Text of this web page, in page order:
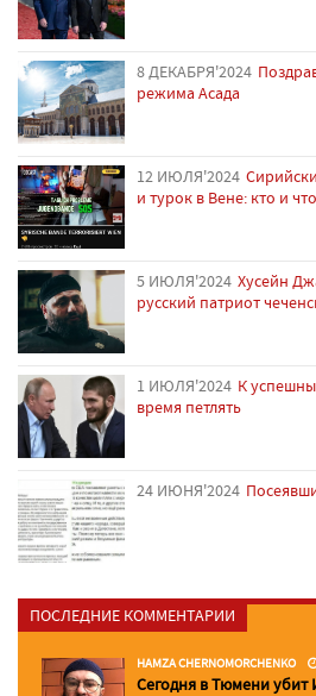
8 ДЕКАБРЯ'2024
режима Асада
12 ИЮЛЯ'2024
и турок в Вене: кто и
5 ИЮЛЯ'2024 Хусейн
русский патриот
1 ИЮЛЯ'2024 К
время петлять
24 ИЮНЯ'2024
ПОСЛЕДНИЕ КОММЕНТАРИИ
HAMZA CHERNOMORCHENKO
Сегодня в Тюмени